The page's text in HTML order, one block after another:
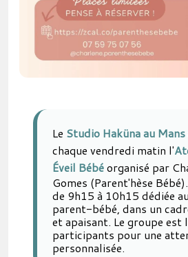
Le Studio Haküna au Mans
chaque vendredi matin l'
Éveil Bébéorganisé par
Gomes (Parent'hèse
de 9h15 à 10h15 dédiée
parent-bébé, dans un
et apaisant. Le groupe est
participants pour une
personnalisée.